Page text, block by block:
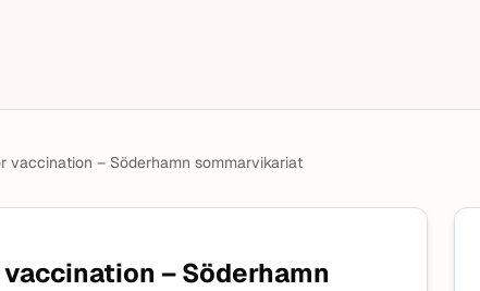
vaccination – Söderhamn sommarvikariat
– Söderhamn